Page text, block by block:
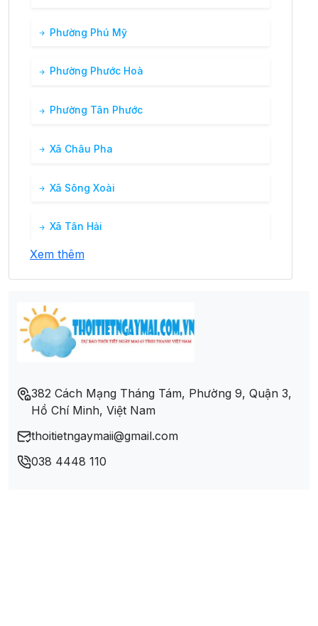
Phường Phú Mỹ
Phường Phước Hoà
Phường Tân Phước
Xã Châu Pha
Xã Sông Xoài
Xã Tân Hải
Xem thêm
382 Cách Mạng Tháng Tám, Phường 9, Quận 3,
Hồ Chí Minh, Việt Nam
thoitietngaymaii@gmail.com
038 4448 110